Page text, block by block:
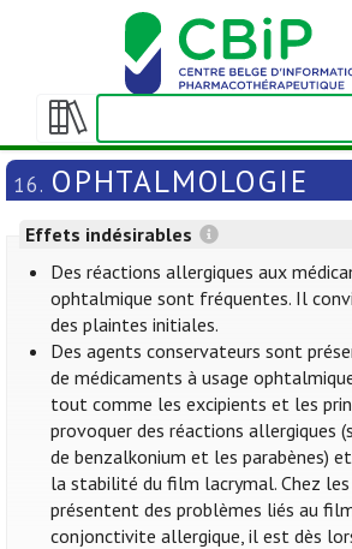
Afficher/masquer
la
table
matières
16. OPHTALMOLOGIE
Effets indésirables
Des réactions allergiques aux
ophtalmique sont fréquentes. Il
des plaintes initiales.
Des agents conservateurs sont
de médicaments à usage
tout comme les excipients et les
provoquer des réactions allergiques
de benzalkonium et les parabènes)
la stabilité du film lacrymal. Chez
présentent des problèmes liés au
conjonctivite allergique, il est dès